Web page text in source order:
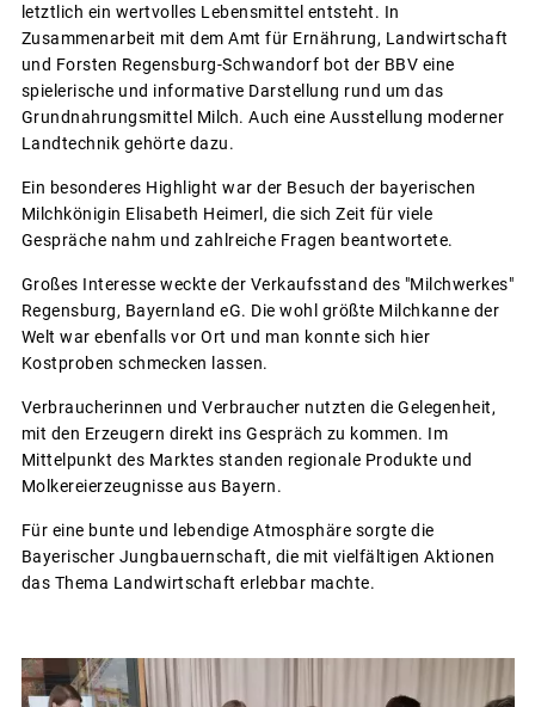
letztlich ein wertvolles Lebensmittel entsteht. In
Zusammenarbeit mit dem Amt für Ernährung, Landwirtschaft
und Forsten Regensburg-Schwandorf bot der BBV eine
spielerische und informative Darstellung rund um das
Grundnahrungsmittel Milch. Auch eine Ausstellung moderner
Landtechnik gehörte dazu.
Ein besonderes Highlight war der Besuch der bayerischen
Milchkönigin Elisabeth Heimerl, die sich Zeit für viele
Gespräche nahm und zahlreiche Fragen beantwortete.
Großes Interesse weckte der Verkaufsstand des "Milchwerkes"
Regensburg, Bayernland eG. Die wohl größte Milchkanne der
Welt war ebenfalls vor Ort und man konnte sich hier
Kostproben schmecken lassen.
Verbraucherinnen und Verbraucher nutzten die Gelegenheit,
mit den Erzeugern direkt ins Gespräch zu kommen. Im
Mittelpunkt des Marktes standen regionale Produkte und
Molkereierzeugnisse aus Bayern.
Für eine bunte und lebendige Atmosphäre sorgte die
Bayerischer Jungbauernschaft, die mit vielfältigen Aktionen
das Thema Landwirtschaft erlebbar machte.